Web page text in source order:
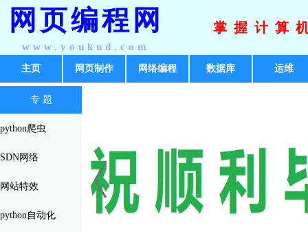
网页编程网
www.youkud.com
掌握计算
主页 网页制作 网络编程 数据库 运维
专 题
python爬虫
SDN网络
网站特效
python自动化